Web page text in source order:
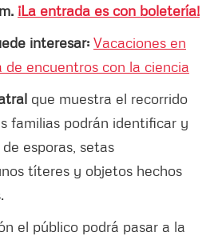
¡La entrada es con boletería!
interesar: Vacaciones en
de encuentros con la ciencia
que muestra el recorrido
familias podrán identificar y
esporas, setas
títeres y objetos hechos
el público podrá pasar a la